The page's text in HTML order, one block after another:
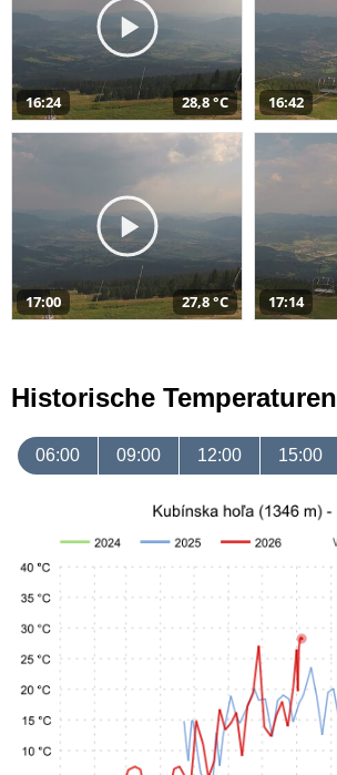
16:24 28,8 °C 16:42
17:00 27,8 °C 17:14
Historische Temperaturen
06:00 09:00 12:00 15:00